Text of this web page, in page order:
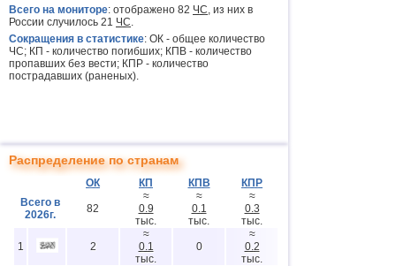
Всего на мониторе: отображено 82 ЧС, из них в
России случилось 21 ЧС.
Сокращения в статистике: ОК - общее количество
ЧС; КП - количество погибших; КПВ - количество
пропавших без вести; КПР - количество
пострадавших (раненых).
Распределение по странам
ОК КП КПВ
КПР
Всего в
2026г.
82
≈
0.9
тыс.
≈
0.1
тыс.
≈
0.3
тыс.
1 2
≈
0.1
тыс.
0
≈
0.2
тыс.